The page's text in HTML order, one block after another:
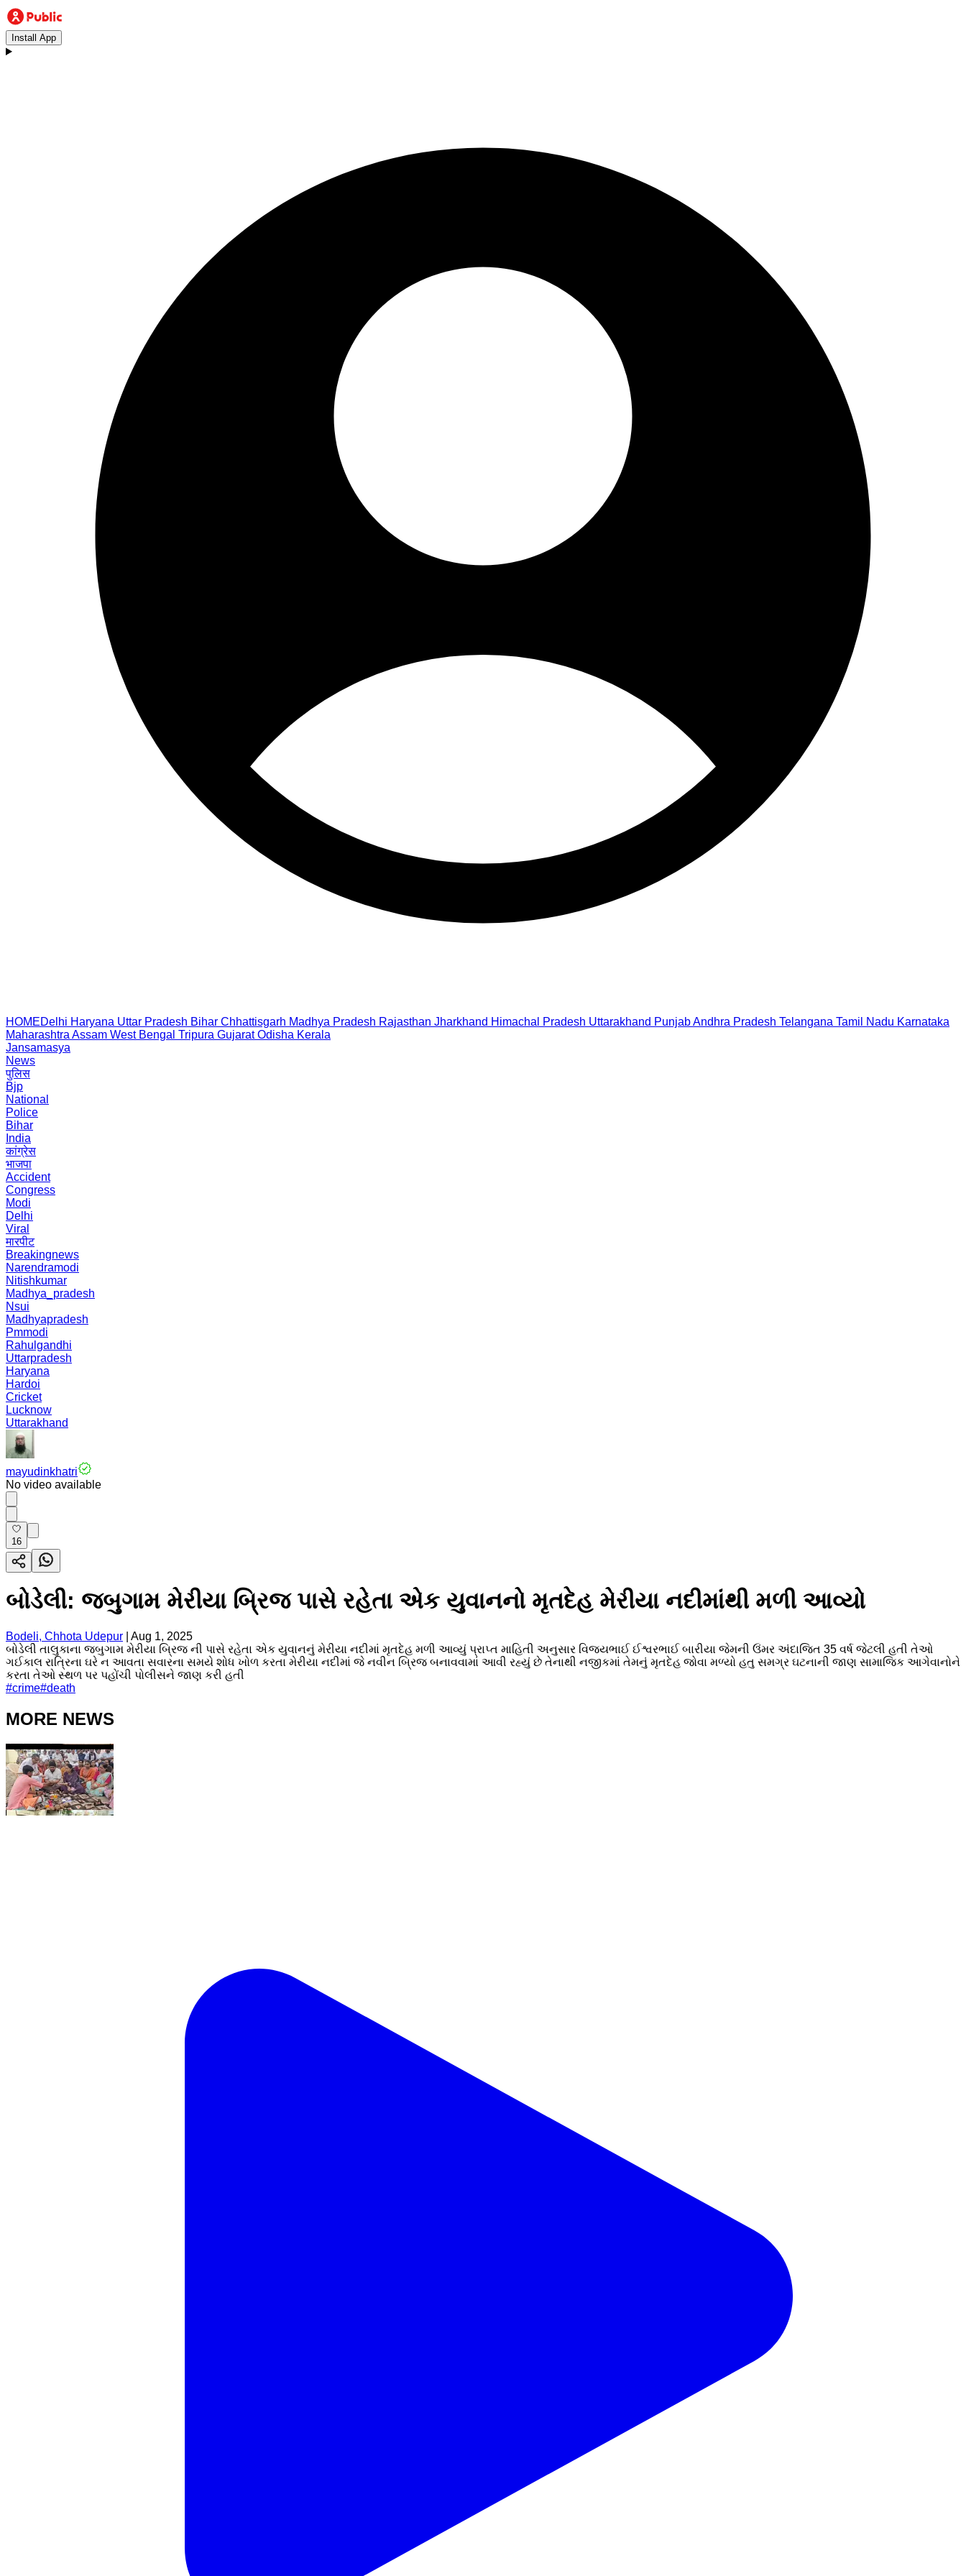
Install App
HOMEDelhi Haryana Uttar Pradesh Bihar Chhattisgarh Madhya Pradesh Rajasthan Jharkhand Himachal Pradesh Uttarakhand PunjabAndhra Pradesh Telangana Tamil Nadu Karnataka
Maharashtra Assam West Bengal Tripura Gujarat Odisha Kerala
Jansamasya
News
पुलिस
Bjp
National
Police
Bihar
India
कांग्रेस
भाजपा
Accident
Congress
Modi
Delhi
Viral
मारपीट
Breakingnews
Narendramodi
Nitishkumar
Madhya_pradesh
Nsui
Madhyapradesh
Pmmodi
Rahulgandhi
Uttarpradesh
Haryana
Hardoi
Cricket
Lucknow
Uttarakhand
mayudinkhatri
No video available
16
બોડેલી: જબુગામ મેરીયા બ્રિજ પાસે રહેતા એક યુવાનનો મૃતદેહ મેરીયા નદીમાંથી મળી આવ્યો
Bodeli, Chhota Udepur
Aug 1, 2025
બોડેલી તાલુકાના જબુગામ મેરીયા બ્રિજ ની પાસે રહેતા એક યુવાનનું મેરીયા નદીમાં મૃતદેહ મળી આવ્યું પ્રાપ્ત માહિતી અનુસાર વિજયભાઈ ઈશ્વરભાઈ બારીયા જેમની ઉંમર અંદાજિત 35 વર્ષ જેટલી હતી તેઓ
ગઈકાલ રાત્રિના ઘરે ન આવતા સવારના સમયે શોધ ખોળ કરતા મેરીયા નદીમાં જે નવીન બ્રિજ બનાવવામાં આવી રહ્યું છે તેનાથી નજીકમાં તેમનું મૃતદેહ જોવા મળ્યો હતુ સમગ્ર ઘટનાની જાણ સામાજિક આગેવાનોને
કરતા તેઓ સ્થળ પર પહોંચી પોલીસને જાણ કરી હતી
#crime#death
MORE NEWS